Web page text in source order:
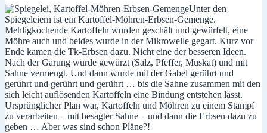
Unter den
Spiegeleiern ist ein Kartoffel-Möhren-Erbsen-Gemenge.
Mehligkochende Kartoffeln wurden geschält und gewürfelt, eine
Möhre auch und beides wurde in der Mikrowelle gegart. Kurz vor
Ende kamen die Tk-Erbsen dazu. Nicht eine der besseren Ideen.
Nach der Garung wurde gewürzt (Salz, Pfeffer, Muskat) und mit
Sahne vermengt. Und dann wurde mit der Gabel gerührt und
gerührt und gerührt und gerührt … bis die Sahne zusammen mit den
sich leicht auflösenden Kartoffeln eine Bindung entstehen lässt.
Ursprünglicher Plan war, Kartoffeln und Möhren zu einem Stampf
zu verarbeiten – mit besagter Sahne – und dann die Erbsen dazu zu
geben … Aber was sind schon Pläne?!